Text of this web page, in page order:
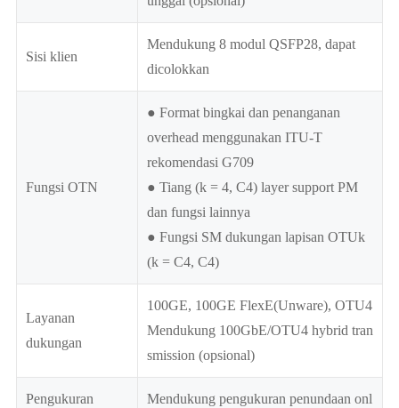
Sisi klien
Mendukung 8 modul QSFP28, dapat
dicolokkan
Fungsi OTN
● Format bingkai dan penanganan
overhead menggunakan ITU-T
rekomendasi G709
● Tiang (k = 4, C4) layer support PM
dan fungsi lainnya
● Fungsi SM dukungan lapisan OTUk
(k = C4, C4)
Layanan
dukungan
100GE, 100GE FlexE(Unware), OTU4
Mendukung 100GbE/OTU4 hybrid tran
smission (opsional)
Pengukuran
Mendukung pengukuran penundaan onl